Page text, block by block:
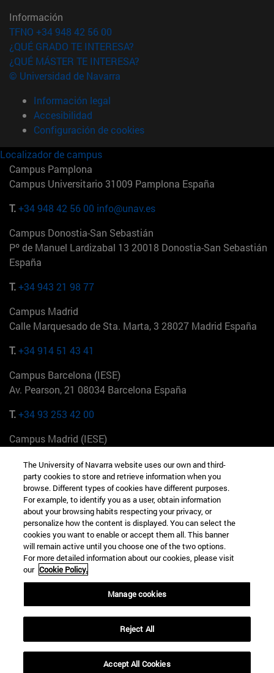
Información
TFNO +34 948 42 56 00
¿QUÉ GRADO TE INTERESA?
¿QUÉ MÁSTER TE INTERESA?
© Universidad de Navarra
Información legal
Accesibilidad
Configuración de cookies
Localizador de campus
Campus Pamplona
Campus Universitario 31009 Pamplona España
T.+34 948 42 56 00 info@unav.es
Campus Donostia-San Sebastián
Pº de Manuel Lardizabal 13 20018 Donostia-San Sebastián
España
T.+34 943 21 98 77
Campus Madrid
Calle Marquesado de Sta. Marta, 3 28027 Madrid España
T.+34 914 51 43 41
Campus Barcelona (IESE)
Av. Pearson, 21 08034 Barcelona España
T.+34 93 253 42 00
Campus Madrid (IESE)
+34 912 11 30 00
Campus Nueva York (IESE)
165 W 57th St 10019-2201 Nueva York EE.UU
+1 646 346 8850
Campus Munich (IESE)
Maria-Theresia-Straße 15 81675 Múnich Alemania
+49 89 24209790
Campus Sao Paulo (IESE)
Rua Martiniano de Carvalho, 573 01321001 Bela Vista Brasil
The University of Navarra website uses our own and third-
party cookies to store and retrieve information when you
browse. Different types of cookies have different purposes.
For example, to identify you as a user, obtain information
about your browsing habits respecting your privacy, or
personalize how the content is displayed. You can select the
cookies you want to enable or accept them all. This banner
will remain active until you choose one of the two options.
For more detailed information about our cookies, please visit
our Cookie Policy.
Manage cookies
Reject All
Accept All Cookies